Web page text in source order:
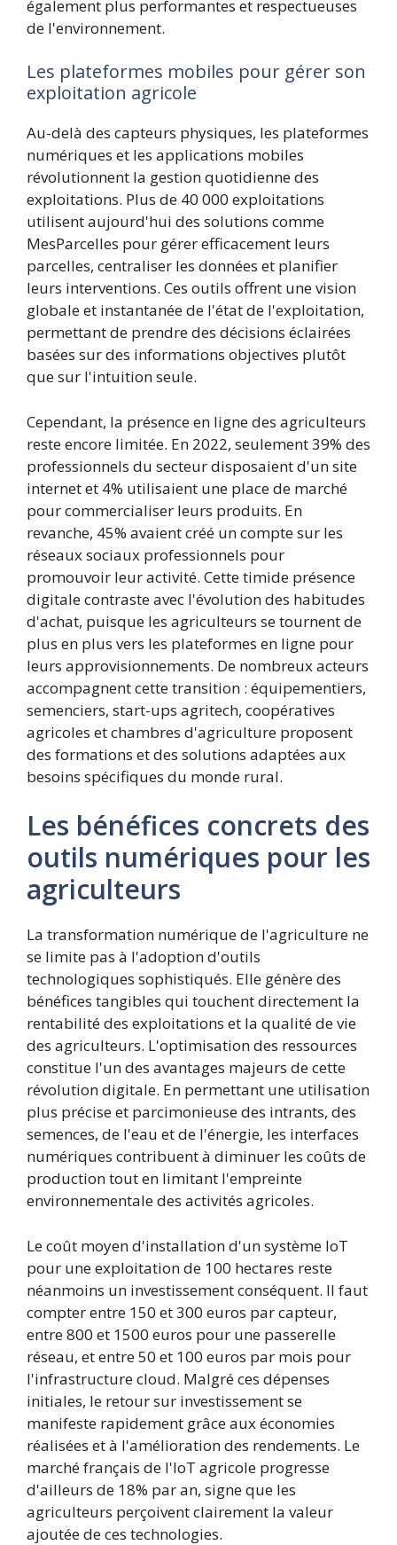
également plus performantes et respectueuses
de l'environnement.
Les plateformes mobiles pour gérer son
exploitation agricole
Au-delà des capteurs physiques, les plateformes
numériques et les applications mobiles
révolutionnent la gestion quotidienne des
exploitations. Plus de 40 000 exploitations
utilisent aujourd'hui des solutions comme
MesParcelles pour gérer efficacement leurs
parcelles, centraliser les données et planifier
leurs interventions. Ces outils offrent une vision
globale et instantanée de l'état de l'exploitation,
permettant de prendre des décisions éclairées
basées sur des informations objectives plutôt
que sur l'intuition seule.
Cependant, la présence en ligne des agriculteurs
reste encore limitée. En 2022, seulement 39% des
professionnels du secteur disposaient d'un site
internet et 4% utilisaient une place de marché
pour commercialiser leurs produits. En
revanche, 45% avaient créé un compte sur les
réseaux sociaux professionnels pour
promouvoir leur activité. Cette timide présence
digitale contraste avec l'évolution des habitudes
d'achat, puisque les agriculteurs se tournent de
plus en plus vers les plateformes en ligne pour
leurs approvisionnements. De nombreux acteurs
accompagnent cette transition : équipementiers,
semenciers, start-ups agritech, coopératives
agricoles et chambres d'agriculture proposent
des formations et des solutions adaptées aux
besoins spécifiques du monde rural.
Les bénéfices concrets des
outils numériques pour les
agriculteurs
La transformation numérique de l'agriculture ne
se limite pas à l'adoption d'outils
technologiques sophistiqués. Elle génère des
bénéfices tangibles qui touchent directement la
rentabilité des exploitations et la qualité de vie
des agriculteurs. L'optimisation des ressources
constitue l'un des avantages majeurs de cette
révolution digitale. En permettant une utilisation
plus précise et parcimonieuse des intrants, des
semences, de l'eau et de l'énergie, les interfaces
numériques contribuent à diminuer les coûts de
production tout en limitant l'empreinte
environnementale des activités agricoles.
Le coût moyen d'installation d'un système IoT
pour une exploitation de 100 hectares reste
néanmoins un investissement conséquent. Il faut
compter entre 150 et 300 euros par capteur,
entre 800 et 1500 euros pour une passerelle
réseau, et entre 50 et 100 euros par mois pour
l'infrastructure cloud. Malgré ces dépenses
initiales, le retour sur investissement se
manifeste rapidement grâce aux économies
réalisées et à l'amélioration des rendements. Le
marché français de l'IoT agricole progresse
d'ailleurs de 18% par an, signe que les
agriculteurs perçoivent clairement la valeur
ajoutée de ces technologies.